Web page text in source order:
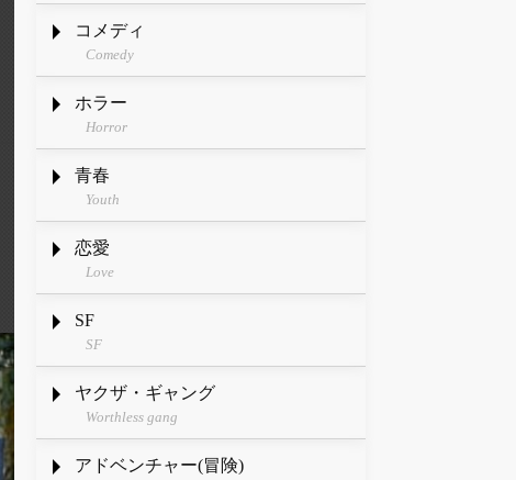
コメディ
Comedy
ホラー
Horror
青春
Youth
恋愛
Love
SF
SF
ヤクザ・ギャング
Worthless gang
アドベンチャー(冒険)